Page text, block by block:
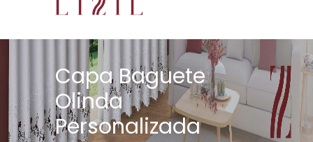
Capa Baguete
Olinda
Personalizada